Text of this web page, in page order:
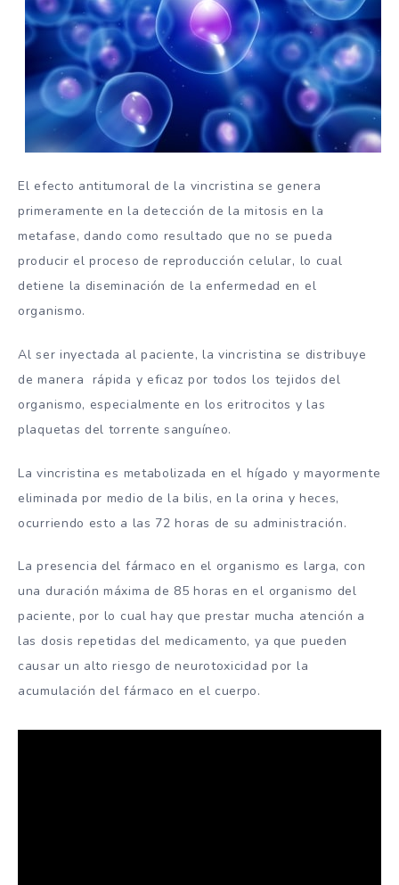
El efecto antitumoral de la vincristina se genera
primeramente en la detección de la mitosis en la
metafase, dando como resultado que no se pueda
producir el proceso de reproducción celular, lo cual
detiene la diseminación de la enfermedad en el
organismo.
Al ser inyectada al paciente, la vincristina se distribuye
de manera rápida y eficaz por todos los tejidos del
organismo, especialmente en los eritrocitos y las
plaquetas del torrente sanguíneo.
La vincristina es metabolizada en el hígado y mayormente
eliminada por medio de la bilis, en la orina y heces,
ocurriendo esto a las 72 horas de su administración.
La presencia del fármaco en el organismo es larga, con
una duración máxima de 85 horas en el organismo del
paciente, por lo cual hay que prestar mucha atención a
las dosis repetidas del medicamento, ya que pueden
causar un alto riesgo de neurotoxicidad por la
acumulación del fármaco en el cuerpo.